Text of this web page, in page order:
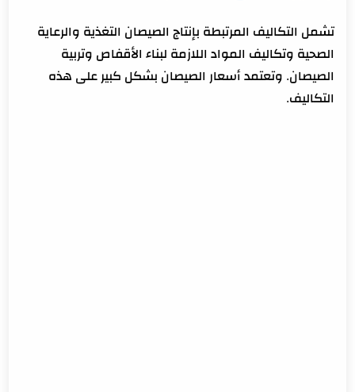
تشمل التكاليف المرتبطة بإنتاج الصيصان التغذية والرعاية
الصحية وتكاليف المواد اللازمة لبناء الأقفاص وتربية
الصيصان. وتعتمد أسعار الصيصان بشكل كبير على هذه
التكاليف.